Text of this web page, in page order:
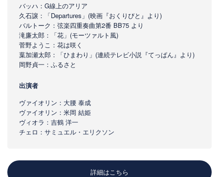
バッハ：G線上のアリア
久石譲：「Departures」(映画『おくりびと』より)
バルトーク：弦楽四重奏曲第2番 BB75 より
滝廉太郎：「花」(モーツァルト風)
菅野ようこ：花は咲く
葉加瀬太郎：「ひまわり」(連続テレビ小説『てっぱん』より)
岡野貞一：ふるさと
出演者
ヴァイオリン：大腰 泰成
ヴァイオリン：米岡 結姫
ヴィオラ：吉鶴 洋一
チェロ：サミュエル・エリクソン
詳細はこちら